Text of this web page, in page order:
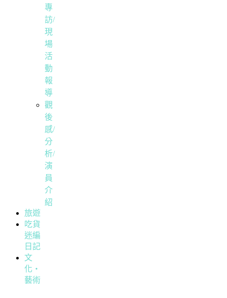
專
訪/
現
場
活
動
報
導
觀
後
感/
分
析/
演
員
介
紹
旅遊
吃貨
迷編
日記
文
化・
藝術